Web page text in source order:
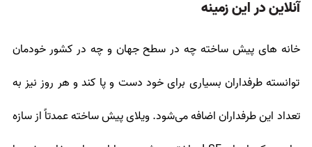
آنلاین در این زمینه
خانه های پیش ساخته چه در سطح جهان و چه در کشور خودمان
توانسته طرفداران بسیاری برای خود دست و پا کند و هر روز نیز به
تعداد این طرفداران اضافه می‌شود. ویلای پیش ساخته عمدتاً از سازه